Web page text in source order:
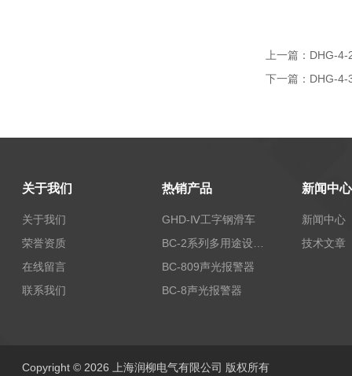
上一篇： DHG-4-
下一篇： DHG-4-
关于我们
关于我们
荣誉资质
在线留言
联系我们
热销产品
GHD-Ⅳ工字钢滑车
BC-809声光报警器
BC-8声光报警器
新闻中心
新闻中心
技术文章
Copyright © 2026 上海润柳电气有限公司 版权所有